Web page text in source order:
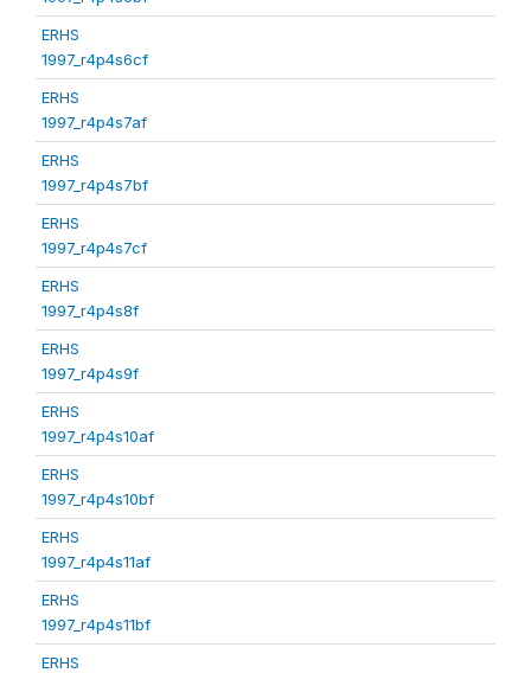
ERHS
1997_r4p4s6cf
ERHS
1997_r4p4s7af
ERHS
1997_r4p4s7bf
ERHS
1997_r4p4s7cf
ERHS
1997_r4p4s8f
ERHS
1997_r4p4s9f
ERHS
1997_r4p4s10af
ERHS
1997_r4p4s10bf
ERHS
1997_r4p4s11af
ERHS
1997_r4p4s11bf
ERHS